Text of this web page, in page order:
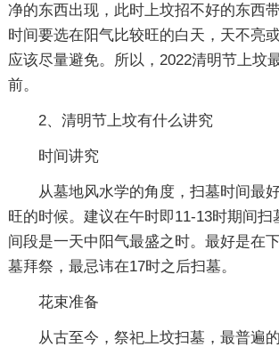
净的东西出现，此时上坟招不好的东西
时间要选在阳气比较旺的白天，天不亮
应该尽量避免。所以，2022清明节上坟
前。
2、清明节上坟有什么讲究
时间讲究
从墓地风水学的角度，扫墓时间最
旺的时候。建议在午时即11-13时期间扫
间段是一天中阳气最盛之时。最好是在
墓拜祭，最忌讳在17时之后扫墓。
花束准备
从古至今，祭祀上坟扫墓，最普遍